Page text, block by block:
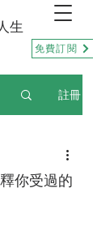
生
免費訂閱
註冊
你受過的